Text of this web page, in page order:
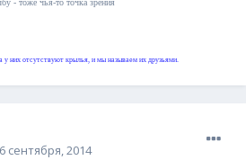
- тоже чья-то точка зрения
у них отсутствуют крылья, и мы называем их друзьями.
сентября, 2014